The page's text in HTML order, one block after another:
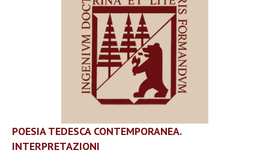
Vai
all'inizio
della
POESIA TEDESCA CONTEMPORANEA.
INTERPRETAZIONI